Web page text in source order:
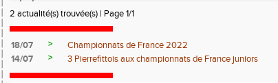
2 actualité(s) trouvée(s) | Page 1/1
18/07 >
Championnats de France 2022
14/07
> 3 Pierrefittois aux championnats de France juniors